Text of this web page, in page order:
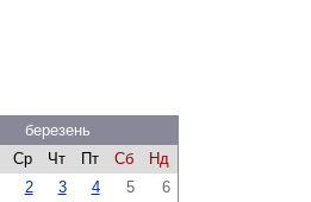
березень
Ср Чт Пт Сб
Нд
2 3 4 5
6